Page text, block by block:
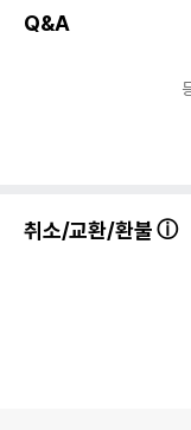
Q&A
취소/교환/환불